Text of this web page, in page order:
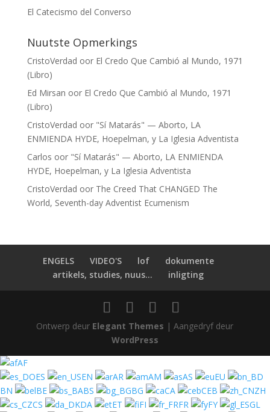
El Catecismo del Converso
Nuutste Opmerkings
CristoVerdad oor El Credo Que Cambió al Mundo, 1971
(Libro)
Ed Mirsan oor El Credo Que Cambió al Mundo, 1971
(Libro)
CristoVerdad oor "Sí Matarás" — Aborto, LA
ENMIENDA HYDE, Hoepelman, y La Iglesia Adventista
Carlos oor "Sí Matarás" — Aborto, LA ENMIENDA
HYDE, Hoepelman, y La Iglesia Adventista
CristoVerdad oor The Creed That CHANGED The
World, Seventh-day Adventist Ecumenism
ENGELS VIDEO'S lof
dokumente
artikels, studies, nuus...
inligting
Ontwerp deur Elegant Themes | Aangedryf deur
WordPress
AF
ES
EN AR AM AS
EU
BN
BE BS BG CA CEB
ZH
CS
DA ET FI FR FY GL